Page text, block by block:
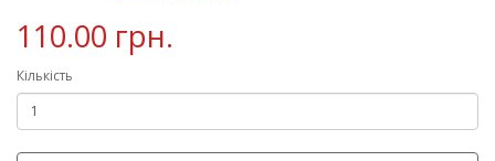
110.00 грн.
Кількість